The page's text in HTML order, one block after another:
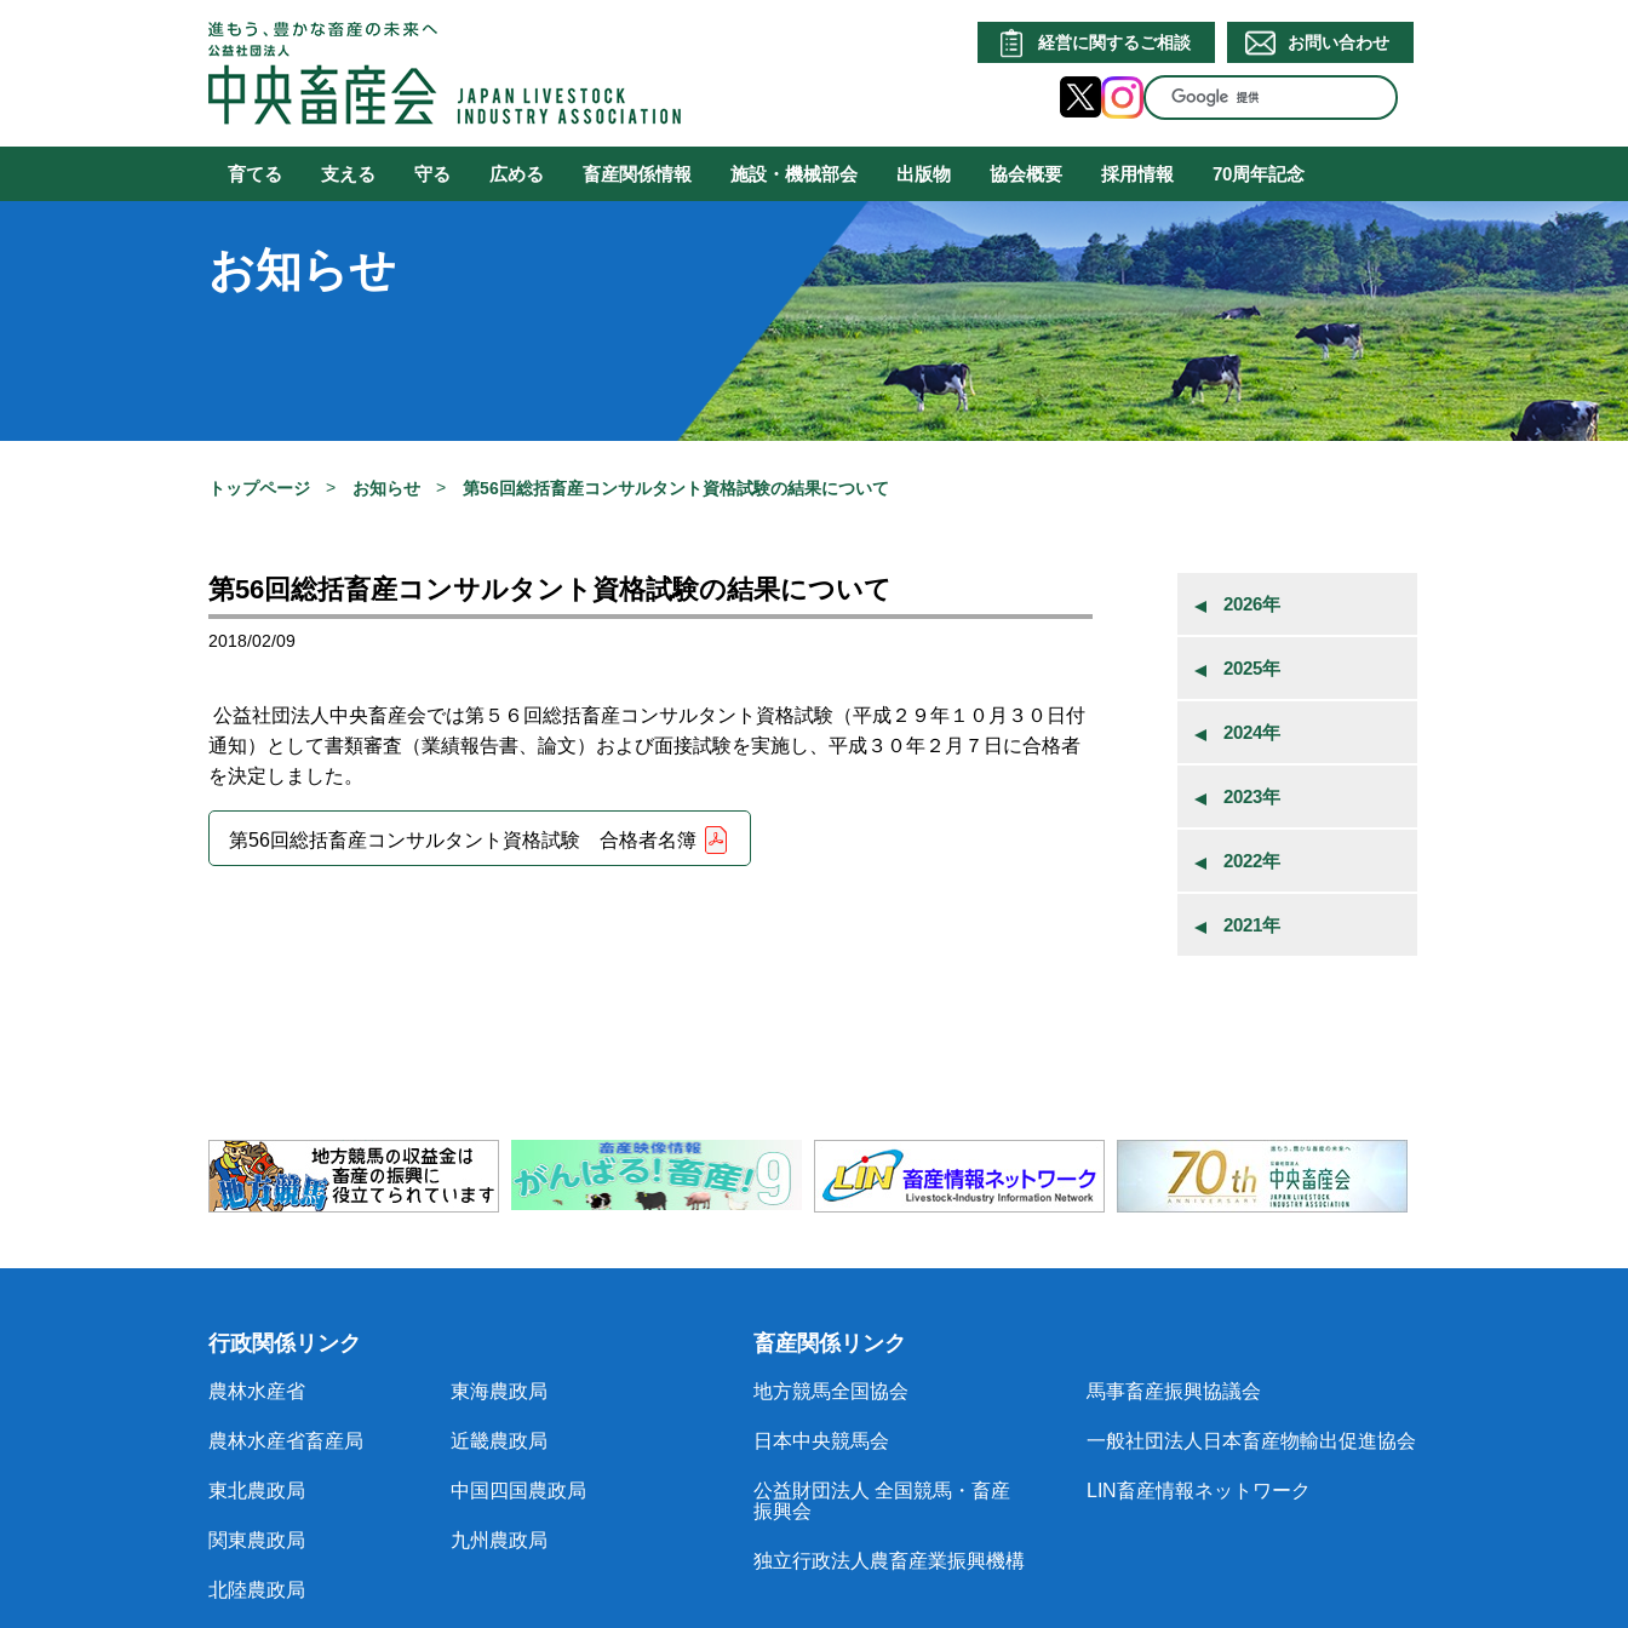
経営に関するご相談 お問い合わせ
育てる 支える 守る 広める 畜産関係情報 施設・機械部会 出版物 協会概要 採用情報 70周年記念
お知らせ
トップページ お知らせ 第56回総括畜産コンサルタント資格試験の結果について
第56回総括畜産コンサルタント資格試験の結果について
2018/02/09
公益社団法人中央畜産会では第５６回総括畜産コンサルタント資格試験（平成２９年１０月３０日付
通知）として書類審査（業績報告書、論文）および面接試験を実施し、平成３０年２月７日に合格者
を決定しました。
第56回総括畜産コンサルタント資格試験 合格者名簿
2026年
2025年
2024年
2023年
2022年
2021年
行政関係リンク
農林水産省
農林水産省畜産局
東北農政局
関東農政局
北陸農政局
東海農政局
近畿農政局
中国四国農政局
九州農政局
畜産関係リンク
地方競馬全国協会
日本中央競馬会
公益財団法人 全国競馬・畜産
振興会
独立行政法人農畜産業振興機構
馬事畜産振興協議会
一般社団法人日本畜産物輸出促進協会
LIN畜産情報ネットワーク